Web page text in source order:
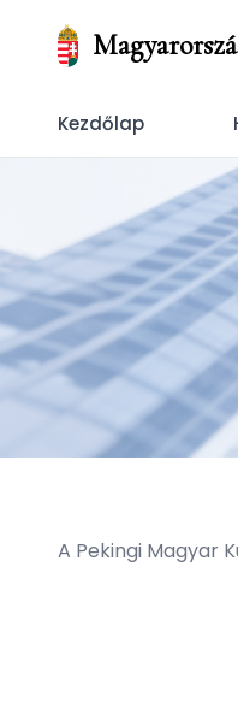
Kezdőlap
A Pekingi Magyar